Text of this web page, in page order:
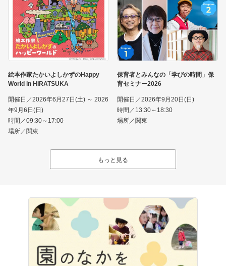
絵本作家たかいよしかずのHappy
World in HIRATSUKA
開催日／2026年6月27日(土) ～ 2026
年9月6日(日)
時間／09:30～17:00
場所／関東
保育者とみんなの「学びの時間」保
育セミナー2026
開催日／2026年9月20日(日)
時間／13:30～18:30
場所／関東
もっと見る